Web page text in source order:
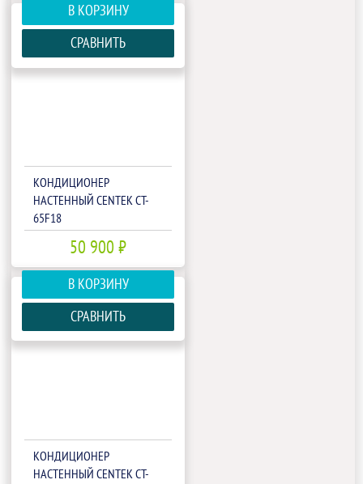
В КОРЗИНУ
СРАВНИТЬ
КОНДИЦИОНЕР
НАСТЕННЫЙ CENTEK CT-
65F18
50 900 ₽
В КОРЗИНУ
СРАВНИТЬ
КОНДИЦИОНЕР
НАСТЕННЫЙ CENTEK CT-